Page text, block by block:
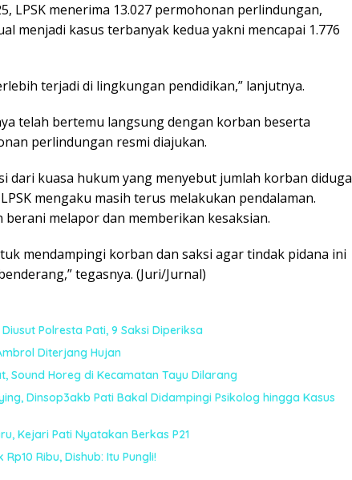
LPSK menerima 13.027 permohonan perlindungan,
menjadi kasus terbanyak kedua yakni mencapai 1.776
terjadi di lingkungan pendidikan,” lanjutnya.
telah bertemu langsung dengan korban beserta
perlindungan resmi diajukan.
dari kuasa hukum yang menyebut jumlah korban diduga
mengaku masih terus melakukan pendalaman.
melapor dan memberikan kesaksian.
mendampingi korban dan saksi agar tindak pidana ini
tegasnya. (Juri/Jurnal)
Polresta Pati, 9 Saksi Diperiksa
Diterjang Hujan
Sound Horeg di Kecamatan Tayu Dilarang
Dinsop3akb Pati Bakal Didampingi Psikolog hingga Kasus
Kejari Pati Nyatakan Berkas P21
Ribu, Dishub: Itu Pungli!